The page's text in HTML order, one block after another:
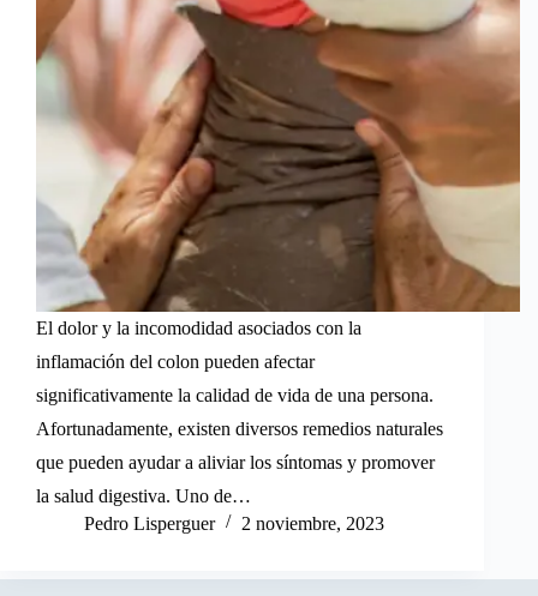
El dolor y la incomodidad asociados con la
inflamación del colon pueden afectar
significativamente la calidad de vida de una persona.
Afortunadamente, existen diversos remedios naturales
que pueden ayudar a aliviar los síntomas y promover
la salud digestiva. Uno de…
Pedro Lisperguer
2 noviembre, 2023